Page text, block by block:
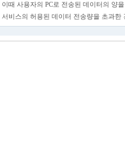
이때 사용자의 PC로 전송된 데이터의 양
서비스의 허용된 데이터 전송량을 초과